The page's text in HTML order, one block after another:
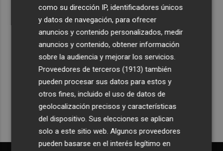
Recibe toda la actualidad de
Plaza Podcast en tu correo
Quiero suscribirme
como su dirección IP, identificadores únicos
y datos de navegación, para ofrecer
anuncios y contenido personalizados, medir
anuncios y contenido, obtener información
sobre la audiencia y mejorar los servicios.
Proveedores de terceros (1913) también
pueden procesar sus datos para estos y
otros fines, incluido el uso de datos de
geolocalización precisos y características
del dispositivo. Sus elecciones se aplican
solo a este sitio web. Algunos proveedores
pueden basarse en el interés legítimo en